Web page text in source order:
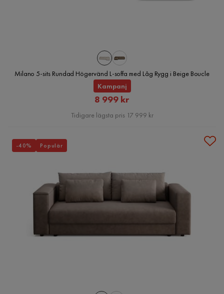
Milano 5-sits Rundad Högervänd L-soffa med Låg Rygg i Beige Boucle
Kampanj
Rabatterat
Pris
8 999 kr
Tidigare lägsta pris 17 999 kr
-40% Populär